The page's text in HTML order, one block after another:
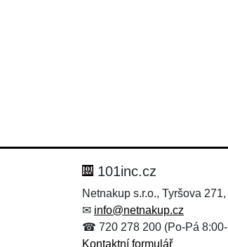
101inc.cz
Netnakup s.r.o., Tyršova
✉ info@netnakup.cz
☎ 720 278 200 (Po-Pá
Kontaktní formulář